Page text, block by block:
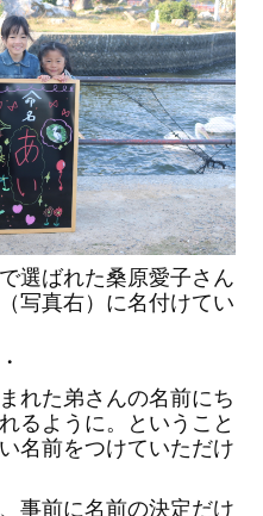
選ばれた桑原愛子さん
写真右）に名付けてい
れた弟さんの名前にち
るように。ということ
名前をつけていただけ
事前に名前の決定だけ